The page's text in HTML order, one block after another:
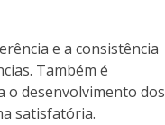
e a consistência
Também é
o desenvolvimento dos
satisfatória.